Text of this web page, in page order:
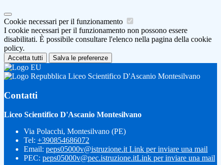
Cookie necessari per il funzionamento
I cookie necessari per il funzionamento non possono essere
disabilitati. È possibile consultare l'elenco nella pagina della cookie
policy.
Accetta tutti Salva le preferenze
Liceo Scientifico D'Ascanio Montesilvano
Contatti
Liceo Scientifico D'Ascanio Montesilvano
Via Polacchi, Montesilvano (PE)
Tel: +390854686072
Email: peps05000v@istruzione.it Link per inviare una mail
PEC: peps05000v@pec.istruzione.itLink per inviare una mail